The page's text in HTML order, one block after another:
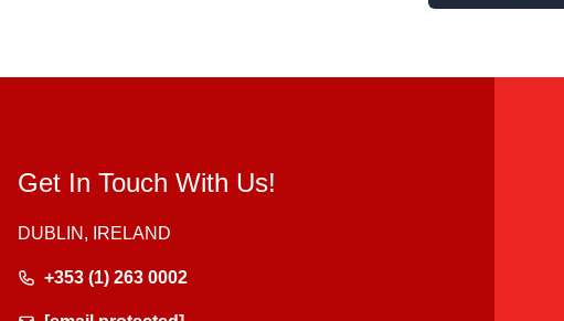
Get In Touch With Us!
DUBLIN, IRELAND
+353 (1) 263 0002